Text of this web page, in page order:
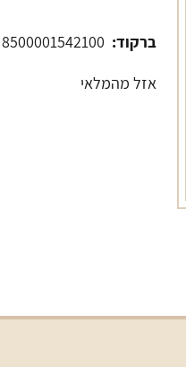
ברקוד:
אזל מהמלאי